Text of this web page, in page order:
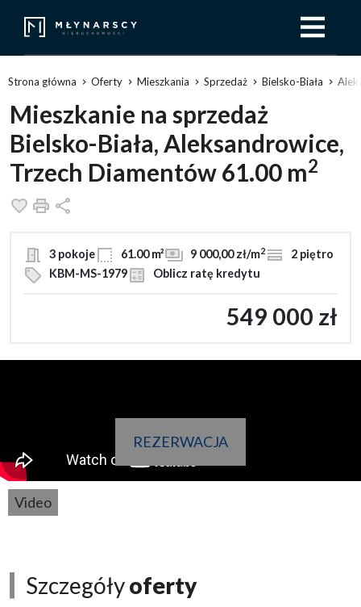
Strona główna Oferty Mieszkania Sprzedaż Bielsko-Biała
Mieszkanie na sprzedaż
Bielsko-Biała, Aleksandrowice,
Trzech Diamentów 61.00 m2
Dodaj do ulubionych
Drukuj
3 pokoje 61.00 m² 9 000,00 zł/m2
2 piętro
KBM-MS-1979
Oblicz ratę kredytu
549 000 zł
Video
REZERWACJA
Szczegółyoferty